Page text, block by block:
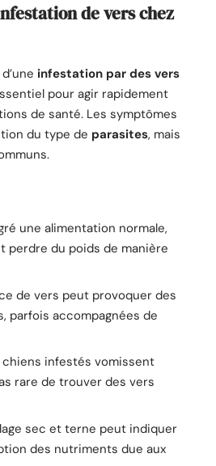
de vers chez
infestation par des vers
pour agir rapidement
de santé. Les symptômes
du type de parasites, mais
une alimentation normale,
perdre du poids de manière
de vers peut provoquer des
parfois accompagnées de
chiens infestés vomissent
rare de trouver des vers
sec et terne peut indiquer
des nutriments due aux